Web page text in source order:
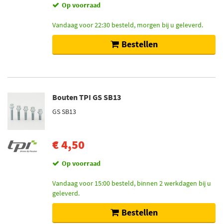
Op voorraad
Vandaag voor 22:30 besteld, morgen bij u geleverd.
Bestellen
Bouten TPI GS SB13
GS SB13
€ 4,50
Op voorraad
Vandaag voor 15:00 besteld, binnen 2 werkdagen bij u
geleverd.
Bestellen